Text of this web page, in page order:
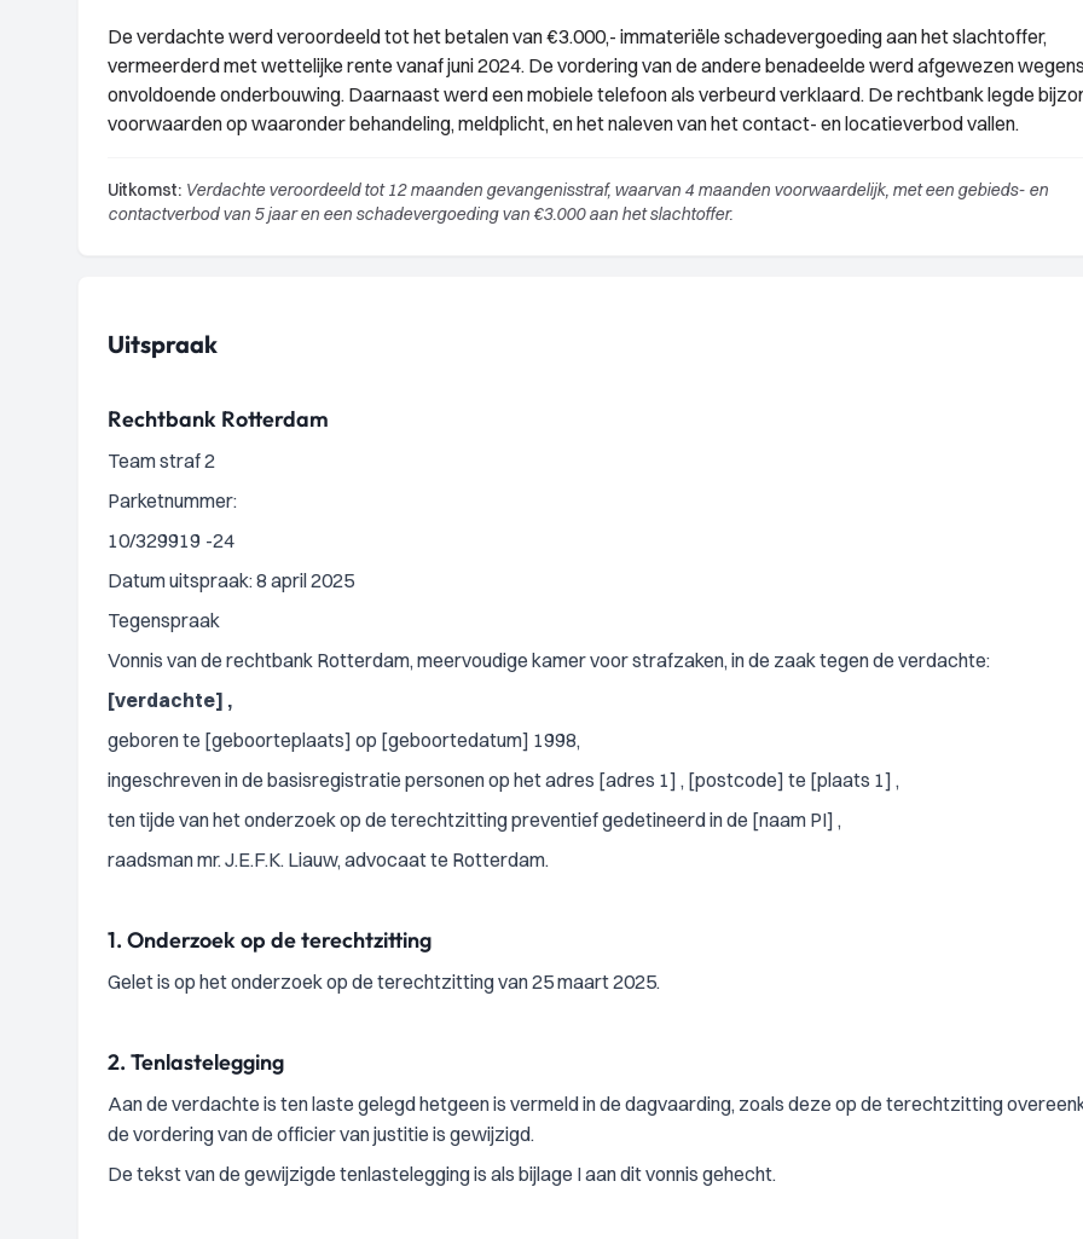
De verdachte werd veroordeeld tot het betalen van €3.000,- immateriële schadevergoeding aan het slachtoffer,
vermeerderd met wettelijke rente vanaf juni 2024. De vordering van de andere benadeelde werd afgewezen wegens
onvoldoende onderbouwing. Daarnaast werd een mobiele telefoon als verbeurd verklaard. De rechtbank legde
voorwaarden op waaronder behandeling, meldplicht, en het naleven van het contact- en locatieverbod vallen.
Uitkomst: Verdachte veroordeeld tot 12 maanden gevangenisstraf, waarvan 4 maanden voorwaardelijk, met een gebieds- en
contactverbod van 5 jaar en een schadevergoeding van €3.000 aan het slachtoffer.
Uitspraak
Rechtbank Rotterdam
Team straf 2
Parketnummer:
10/329919 -24
Datum uitspraak: 8 april 2025
Tegenspraak
Vonnis van de rechtbank Rotterdam, meervoudige kamer voor strafzaken, in de zaak tegen de verdachte:
[verdachte] ,
geboren te [geboorteplaats] op [geboortedatum] 1998,
ingeschreven in de basisregistratie personen op het adres [adres 1] , [postcode] te [plaats 1] ,
ten tijde van het onderzoek op de terechtzitting preventief gedetineerd in de [naam PI] ,
raadsman mr. J.E.F.K. Liauw, advocaat te Rotterdam.
1. Onderzoek op de terechtzitting
Gelet is op het onderzoek op de terechtzitting van 25 maart 2025.
2. Tenlastelegging
Aan de verdachte is ten laste gelegd hetgeen is vermeld in de dagvaarding, zoals deze op de terechtzitting
de vordering van de officier van justitie is gewijzigd.
De tekst van de gewijzigde tenlastelegging is als bijlage I aan dit vonnis gehecht.